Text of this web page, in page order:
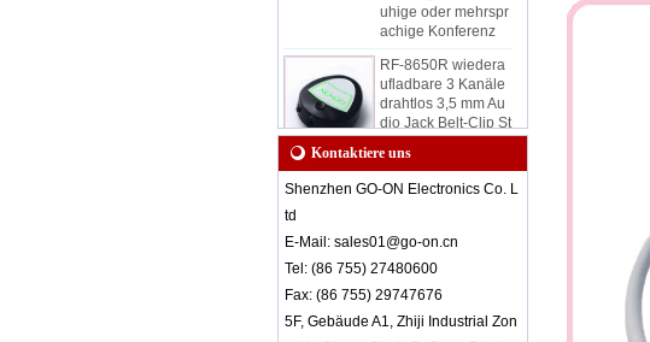
achige Konferenz
RF-8650R wiedera
ufladbare 3 Kanäle
drahtlos 3,5 mm Au
dio Jack Belt-Clip St
ereo tragbarer stiller
Disco-Empfänger fü
r ruhige Ereignisse
ger-LED-Leuchten
geben verschieden
e Kanäle an
RF-608 3 Kanäle Sti
Kontaktiere uns
Shenzhen GO-ON Electronics Co. L
td
E-Mail: sales01@go-on.cn
Tel: (86 755) 27480600
Fax: (86 755) 29747676
5F, Gebäude A1, Zhiji Industrial Zon